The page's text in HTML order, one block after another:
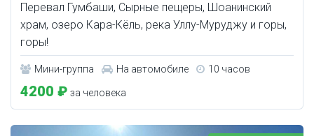
Перевал Гумбаши, Сырные пещеры, Шоанинский
храм, озеро Кара-Кёль, река Уллу-Муруджу и горы,
горы!
Мини-группа На автомобиле 10 часов
4200 ₽ за человека